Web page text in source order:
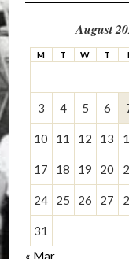
August
M T W T
3 4 5 6
10 11 12 13
17 18 19 20
24 25 26 27
31